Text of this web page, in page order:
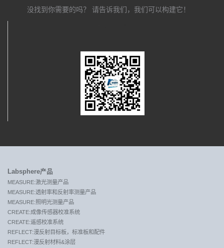
没找到你需要的吗？ 请告诉我们，我们可以构建它！
Labsphere产品
MEASURE:激光测量产品
MEASURE:透射率和反射率测量产品
MEASURE:照明光测量产品
CREATE:成像传感器校准系统
CREATE:遥感校准系统
REFLECT:漫反射目标板，标准板和配件
REFLECT:漫反射材料&涂层